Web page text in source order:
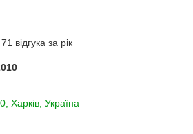
відгука за рік
Харків, Україна